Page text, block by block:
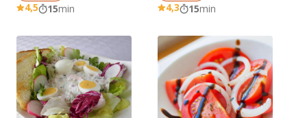
4,5 15min 4,3 15min